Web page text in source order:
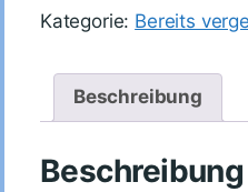
Kategorie: Bereits
Beschreibung
Beschreibung